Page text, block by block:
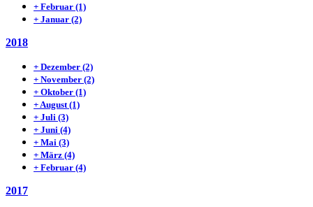
+ Februar (1)
+ Januar (2)
2018
+ Dezember (2)
+ November (2)
+ Oktober (1)
+ August (1)
+ Juli (3)
+ Juni (4)
+ Mai (3)
+ März (4)
+ Februar (4)
2017